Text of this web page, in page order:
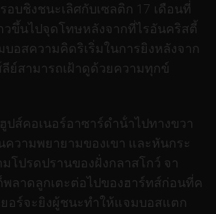
อบชิงชนะเลิศกับเซลติก 17 เดือนที่
วขึ้นไปจุดโทษหลังจากที่ไรอันคริสตี้
อสความคิดริเริ่มในการยิงหลังจาก
ลีย์สามารถเฝ้าดูด้วยความทุกข์
ปส์คอเนอร์อาซาร์ดําน้ําไปทางขวา
ความพยายามของเขา และหันกระ
โปรดปรานของฝั่งกลาสโกว์ จา
พลาดลูกเตะต่อไปของฮาร์ทส์ก่อนที่ค
ยอร์จะยิงผู้ชนะทําให้แจมบอสแตก